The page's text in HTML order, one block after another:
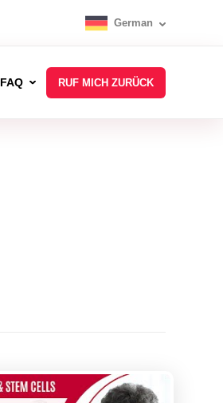
German
FAQ RUF MICH ZURÜCK